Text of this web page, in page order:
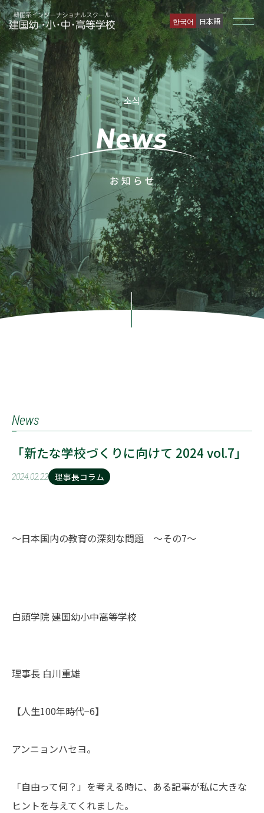
한국어 日本語
News
「新たな学校づくりに向けて 2024 vol.7」
2024.02.22 理事長コラム
〜日本国内の教育の深刻な問題 ～その7〜
白頭学院 建国幼小中高等学校
理事長 白川重雄
【人生100年時代−6】
アンニョンハセヨ。
「自由って何？」を考える時に、ある記事が私に大きな
ヒントを与えてくれました。